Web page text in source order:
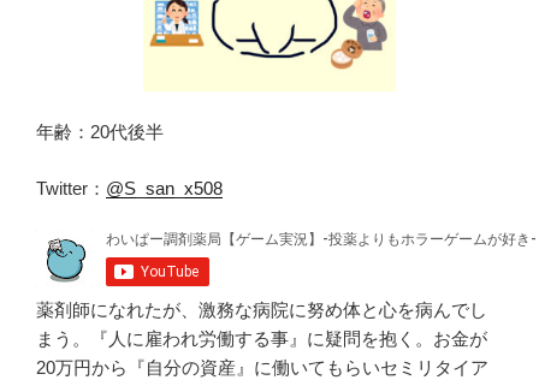
年齢：20代後半
Twitter： @S_san_x508
薬剤師になれたが、激務な病院に努め体と心を病んでし
まう。『人に雇われ労働する事』に疑問を抱く。お金が
20万円から『自分の資産』に働いてもらいセミリタイア